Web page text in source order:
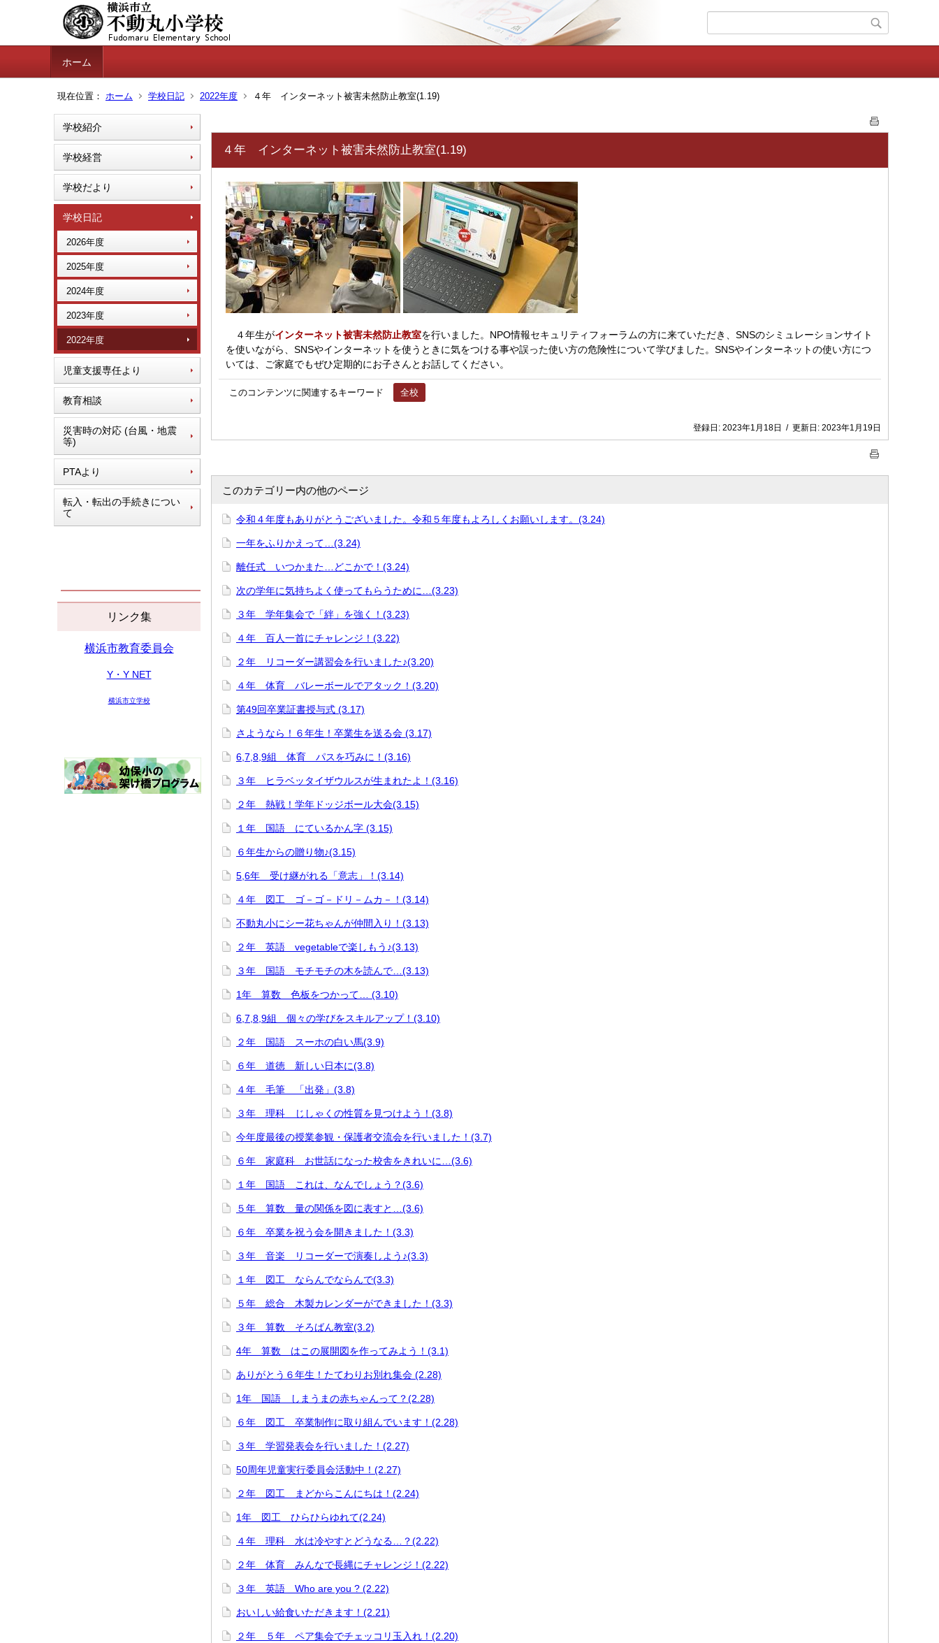
ホーム
現在位置： ホーム 学校日記 2022年度 ４年 インターネット被害未然防止教室(1.19)
学校紹介
学校経営
学校だより
学校日記
2026年度
2025年度
2024年度
2023年度
2022年度
児童支援専任より
教育相談
災害時の対応 (台風・地震
等)
PTAより
転入・転出の手続きについ
て
リンク集
横浜市教育委員会
Y・Y NET
横浜市立学校
４年 インターネット被害未然防止教室(1.19)
４年生がインターネット被害未然防止教室を行いました。NPO情報セキュリティフォーラムの方に来ていただき、SNSのシミュレーションサイト
を使いながら、SNSやインターネットを使うときに気をつける事や誤った使い方の危険性について学びました。SNSやインターネットの使い方につ
いては、ご家庭でもぜひ定期的にお子さんとお話してください。
このコンテンツに関連するキーワード 全校
登録日: 2023年1月18日 / 更新日: 2023年1月19日
このカテゴリー内の他のページ
令和４年度もありがとうございました。令和５年度もよろしくお願いします。(3.24)
一年をふりかえって…(3.24)
離任式 いつかまた…どこかで！(3.24)
次の学年に気持ちよく使ってもらうために…(3.23)
３年 学年集会で「絆」を強く！(3.23)
４年 百人一首にチャレンジ！(3.22)
２年 リコーダー講習会を行いました♪(3.20)
４年 体育 バレーボールでアタック！(3.20)
第49回卒業証書授与式 (3.17)
さようなら！６年生！卒業生を送る会 (3.17)
6,7,8,9組 体育 パスを巧みに！(3.16)
３年 ヒラベッタイザウルスが生まれたよ！(3.16)
２年 熱戦！学年ドッジボール大会(3.15)
１年 国語 にているかん字 (3.15)
６年生からの贈り物♪(3.15)
5,6年 受け継がれる「意志」！(3.14)
４年 図工 ゴ－ゴ－ドリ－ムカ－！(3.14)
不動丸小にシー花ちゃんが仲間入り！(3.13)
２年 英語 vegetableで楽しもう♪(3.13)
３年 国語 モチモチの木を読んで…(3.13)
1年 算数 色板をつかって… (3.10)
6,7,8,9組 個々の学びをスキルアップ！(3.10)
２年 国語 スーホの白い馬(3.9)
６年 道徳 新しい日本に(3.8)
４年 毛筆 「出発」(3.8)
３年 理科 じしゃくの性質を見つけよう！(3.8)
今年度最後の授業参観・保護者交流会を行いました！(3.7)
６年 家庭科 お世話になった校舎をきれいに…(3.6)
１年 国語 これは、なんでしょう？(3.6)
５年 算数 量の関係を図に表すと…(3.6)
６年 卒業を祝う会を開きました！(3.3)
３年 音楽 リコーダーで演奏しよう♪(3.3)
１年 図工 ならんでならんで(3.3)
５年 総合 木製カレンダーができました！(3.3)
３年 算数 そろばん教室(3.2)
4年 算数 はこの展開図を作ってみよう！(3.1)
ありがとう６年生！たてわりお別れ集会 (2.28)
1年 国語 しまうまの赤ちゃんって？(2.28)
６年 図工 卒業制作に取り組んでいます！(2.28)
３年 学習発表会を行いました！(2.27)
50周年児童実行委員会活動中！(2.27)
２年 図工 まどからこんにちは！(2.24)
1年 図工 ひらひらゆれて(2.24)
４年 理科 水は冷やすとどうなる…？(2.22)
２年 体育 みんなで長縄にチャレンジ！(2.22)
３年 英語 Who are you ? (2.22)
おいしい給食いただきます！(2.21)
２年 ５年 ペア集会でチェッコリ玉入れ！(2.20)